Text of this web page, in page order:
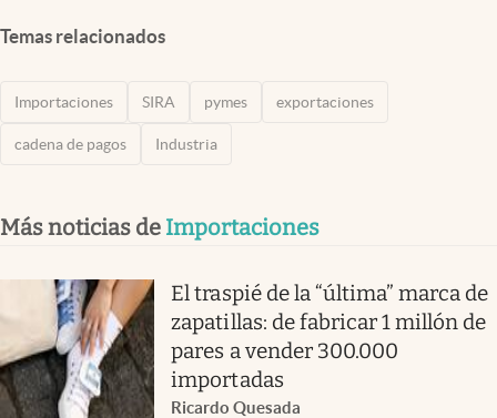
Temas relacionados
Importaciones SIRA pymes exportaciones
cadena de pagos Industria
Más noticias de Importaciones
El traspié de la “última” marca de
zapatillas: de fabricar 1 millón de
pares a vender 300.000
importadas
Ricardo Quesada